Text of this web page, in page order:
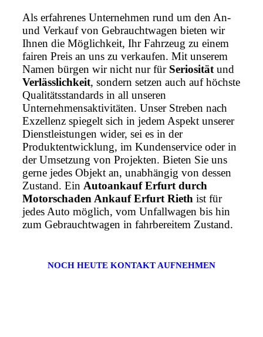
Als erfahrenes Unternehmen rund um den An-
und Verkauf von Gebrauchtwagen bieten wir
Ihnen die Möglichkeit, Ihr Fahrzeug zu einem
fairen Preis an uns zu verkaufen. Mit unserem
Namen bürgen wir nicht nur für Seriosität und
Verlässlichkeit, sondern setzen auch auf höchste
Qualitätsstandards in all unseren
Unternehmensaktivitäten. Unser Streben nach
Exzellenz spiegelt sich in jedem Aspekt unserer
Dienstleistungen wider, sei es in der
Produktentwicklung, im Kundenservice oder in
der Umsetzung von Projekten. Bieten Sie uns
gerne jedes Objekt an, unabhängig von dessen
Zustand. Ein Autoankauf Erfurt durch
Motorschaden Ankauf Erfurt Rieth ist für
jedes Auto möglich, vom Unfallwagen bis hin
zum Gebrauchtwagen in fahrbereitem Zustand.
NOCH HEUTE KONTAKT AUFNEHMEN